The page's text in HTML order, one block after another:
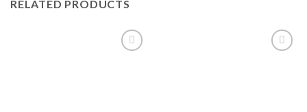
RELATED PRODUCTS